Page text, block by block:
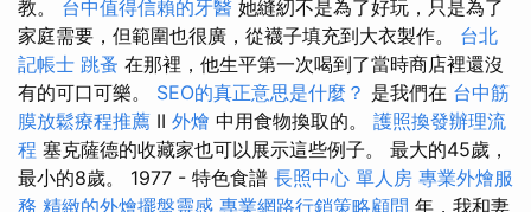
教。 台中值得信賴的牙醫 她縫紉不是為了好玩，只是為了
家庭需要，但範圍也很廣，從襪子填充到大衣製作。 台北
記帳士 跳蚤 在那裡，他生平第一次喝到了當時商店裡還沒
有的可口可樂。 SEO的真正意思是什麼？ 是我們在 台中筋
膜放鬆療程推薦 II 外燴 中用食物換取的。 護照換發辦理流
程 塞克薩德的收藏家也可以展示這些例子。 最大的45歲，
最小的8歲。 1977 - 特色食譜 長照中心 單人房 專業外燴服
務 精緻的外燴擺盤靈感 專業網路行銷策略顧問 年，我和妻